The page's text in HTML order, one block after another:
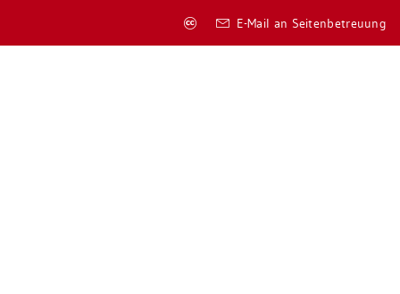
E-Mail an Sei­ten­be­treu­ung
Co­